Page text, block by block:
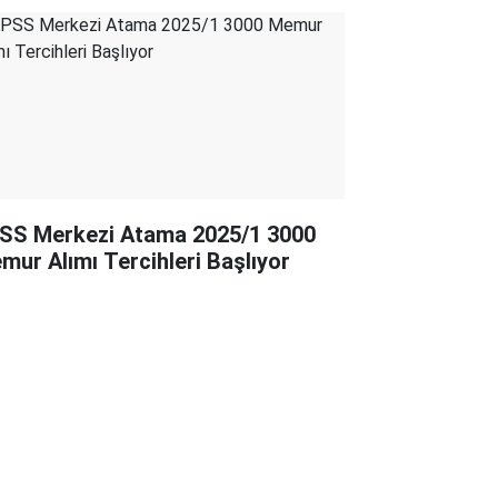
Merkezi Atama 2025/1 3000
Alımı Tercihleri Başlıyor